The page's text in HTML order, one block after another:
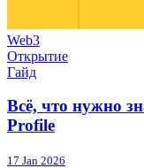
Web3
Открытие
Гайд
Всё, что нужно
Profile
17 Jan 2026